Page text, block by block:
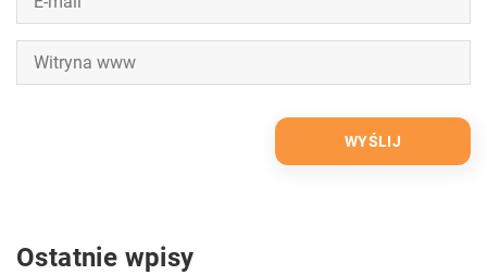
Ostatnie wpisy